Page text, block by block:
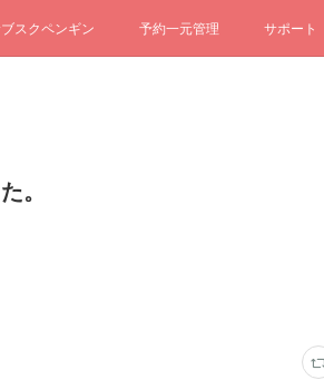
スクペンギン 予約一元管理 サポート
。